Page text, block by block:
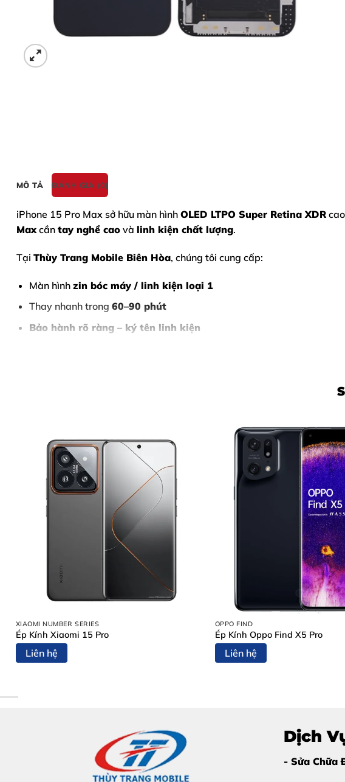
MÔ TẢ ĐÁNH GIÁ (0)
iPhone 15 Pro Max sở hữu màn hình OLED LTPO Super Retina XDR
Max cần tay nghề cao và linh kiện chất lượng.
Tại Thùy Trang Mobile Biên Hòa, chúng tôi cung cấp:
Màn hình zin bóc máy / linh kiện loại 1
Thay nhanh trong 60–90 phút
Bảo hành rõ ràng – ký tên linh kiện
QUY TRÌNH THAY MÀN HÌNH IPHONE 15 PRO MAX – 5 BƯỚC CHUYÊN
BƯỚC 1: TIẾP NHẬN THIẾT BỊ & TƯ VẤN BAN ĐẦU
BƯỚC 2: LẬP PHIẾU TIẾP NHẬN & CHẨN ĐOÁN CHI TIẾT
BƯỚC 3: THÔNG BÁO KẾT QUẢ & BÁO GIÁ CHÍNH THỨC
BƯỚC 4: THỰC HIỆN SỬA CHỮA
BƯỚC 5: BÀN GIAO THIẾT BỊ & THANH TOÁN
CAM KẾT KHI THAY MÀN HÌNH IPHONE 15 PRO MAX
MỘT SỐ DỊCH VỤ SỬA CHỮA KHÁC TẠI THÙY TRANG MOBILE
LIÊN HỆ THAY MÀN HÌNH IPHONE 15 PRO MAX NGAY HÔM NAY
DẤU HIỆU CẦN THAY MÀN HÌNH
thay màn hình iPhone 15
Màn hìnhnứt vỡ, rạn kính
Cảm ứng
Đừng để lỗi nhỏ gây ảnh hưởng đến
XIAOMI NUMBER SERIES
Ép Kính Xiaomi 15 Pro
Liên hệ
OPPO FIND
Ép Kính Oppo Find X5 Pro
Liên hệ
Dịch
- Sửa Chữa